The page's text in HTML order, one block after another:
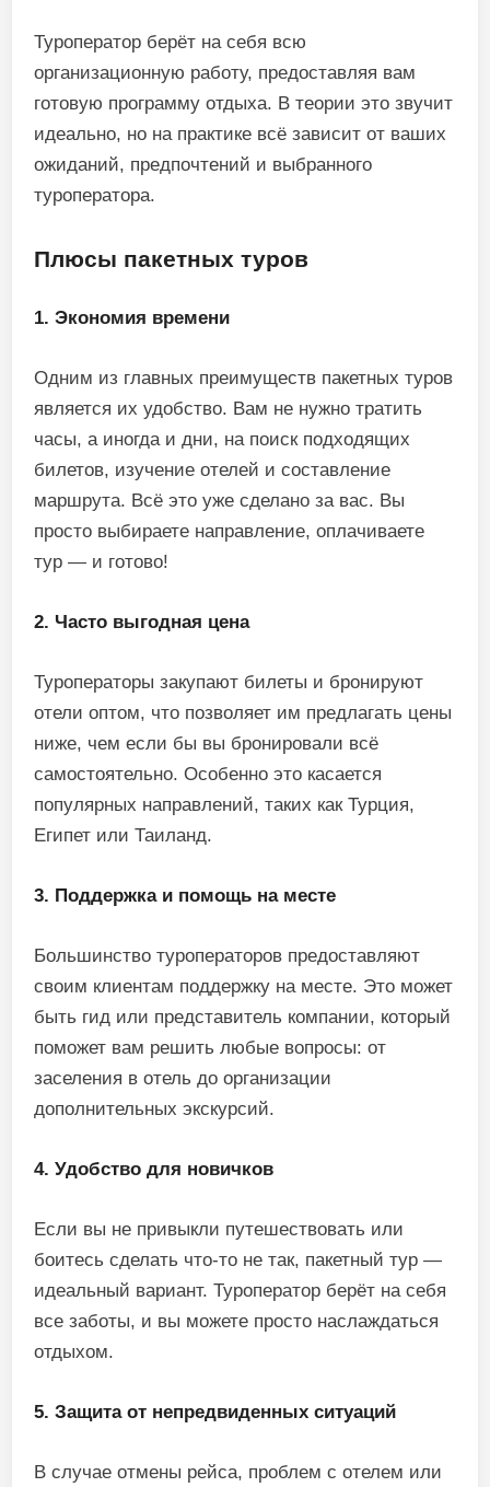
Туроператор берёт на себя всю
организационную работу, предоставляя вам
готовую программу отдыха. В теории это звучит
идеально, но на практике всё зависит от ваших
ожиданий, предпочтений и выбранного
туроператора.
Плюсы пакетных туров
1. Экономия времени
Одним из главных преимуществ пакетных туров
является их удобство. Вам не нужно тратить
часы, а иногда и дни, на поиск подходящих
билетов, изучение отелей и составление
маршрута. Всё это уже сделано за вас. Вы
просто выбираете направление, оплачиваете
тур — и готово!
2. Часто выгодная цена
Туроператоры закупают билеты и бронируют
отели оптом, что позволяет им предлагать цены
ниже, чем если бы вы бронировали всё
самостоятельно. Особенно это касается
популярных направлений, таких как Турция,
Египет или Таиланд.
3. Поддержка и помощь на месте
Большинство туроператоров предоставляют
своим клиентам поддержку на месте. Это может
быть гид или представитель компании, который
поможет вам решить любые вопросы: от
заселения в отель до организации
дополнительных экскурсий.
4. Удобство для новичков
Если вы не привыкли путешествовать или
боитесь сделать что-то не так, пакетный тур —
идеальный вариант. Туроператор берёт на себя
все заботы, и вы можете просто наслаждаться
отдыхом.
5. Защита от непредвиденных ситуаций
В случае отмены рейса, проблем с отелем или